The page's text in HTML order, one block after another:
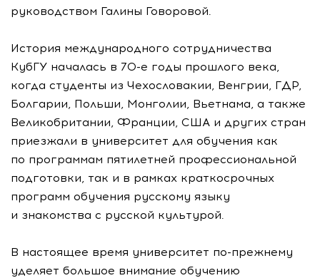
руководством Галины Говоровой.
История международного сотрудничества
КубГУ началась в 70-е годы прошлого века,
когда студенты из Чехословакии, Венгрии, ГДР,
Болгарии, Польши, Монголии, Вьетнама, а также
Великобритании, Франции, США и других стран
приезжали в университет для обучения как
по программам пятилетней профессиональной
подготовки, так и в рамках краткосрочных
программ обучения русскому языку
и знакомства с русской культурой.
В настоящее время университет по-прежнему
уделяет большое внимание обучению